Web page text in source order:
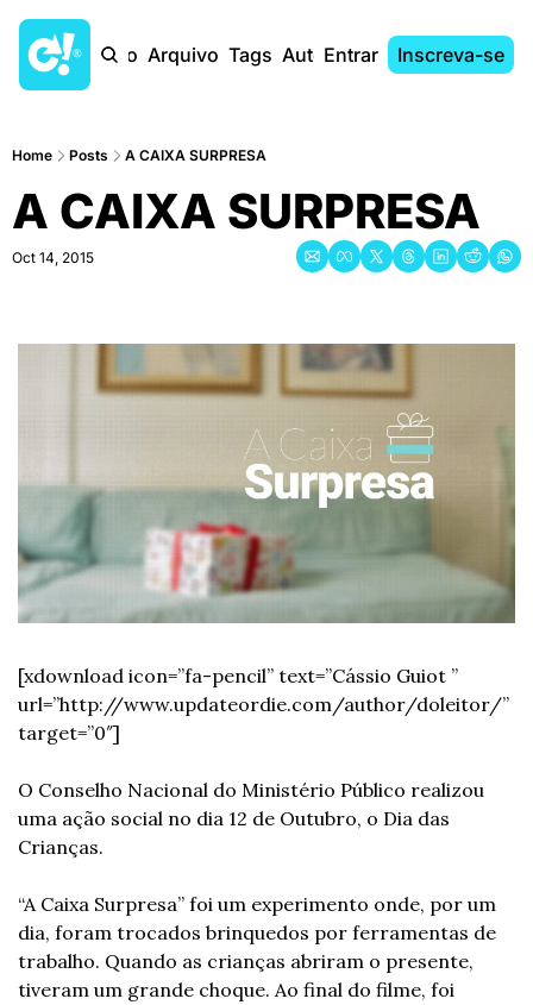
Início Arquivo Tags AutoresEntrar Inscreva-se
Home Posts A CAIXA SURPRESA
A CAIXA SURPRESA
Oct 14, 2015
[xdownload icon=”fa-pencil” text=”Cássio Guiot ”
url=”http://www.updateordie.com/author/doleitor/”
target=”0″]
O Conselho Nacional do Ministério Público realizou
uma ação social no dia 12 de Outubro, o Dia das
Crianças.
“A Caixa Surpresa” foi um experimento onde, por um
dia, foram trocados brinquedos por ferramentas de
trabalho. Quando as crianças abriram o presente,
tiveram um grande choque. Ao final do filme, foi